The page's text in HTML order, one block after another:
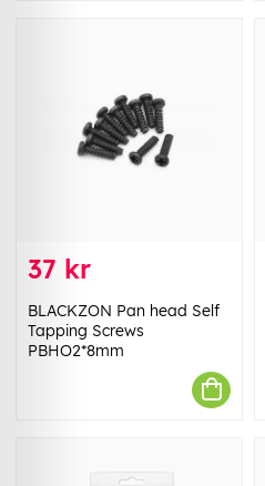
37 kr
BLACKZON Pan head Self
Tapping Screws
PBHO2*8mm